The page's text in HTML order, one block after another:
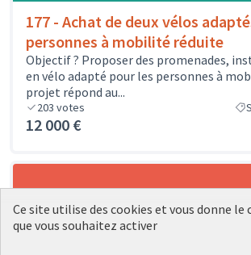
177 - Achat de deux vélos
personnes à mobilité réduite
Objectif ? Proposer des promenades,
en vélo adapté pour les personnes à
projet répond au...
203 votes
12 000 €
Ce site utilise des cookies et vous donne le
que vous souhaitez activer